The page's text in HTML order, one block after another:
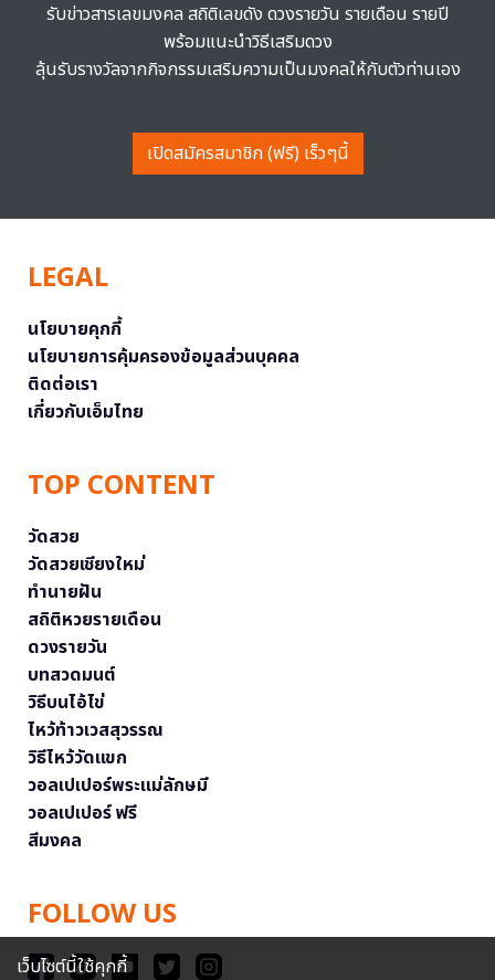
รับข่าวสารเลขมงคล สถิติเลขดัง ดวงรายวัน รายเดือน รายปี
พร้อมแนะนำวิธีเสริมดวง
ลุ้นรับรางวัลจากกิจกรรมเสริมความเป็นมงคลให้กับตัวท่านเอง
เปิดสมัครสมาชิก (ฟรี) เร็วๆนี้
LEGAL
นโยบายคุกกี้
นโยบายการคุ้มครองข้อมูลส่วนบุคคล
ติดต่อเรา
เกี่ยวกับเอ็มไทย
TOP CONTENT
วัดสวย
วัดสวยเชียงใหม่
ทำนายฝัน
สถิติหวยรายเดือน
ดวงรายวัน
บทสวดมนต์
วิธีบนไอ้ไข่
ไหว้ท้าวเวสสุวรรณ
วิธีไหว้วัดแขก
วอลเปเปอร์พระแม่ลักษมี
วอลเปเปอร์ ฟรี
สีมงคล
FOLLOW US
เว็บไซต์นี้ใช้คุกกี้